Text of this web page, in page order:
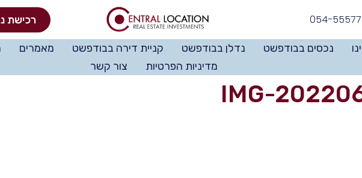
054- רכישת
נכסים בבודפשט נדלן בבודפשט קניית דירה בבודפשט מאמרים
מדיניות הפרטיות
צור קשר
IMG-